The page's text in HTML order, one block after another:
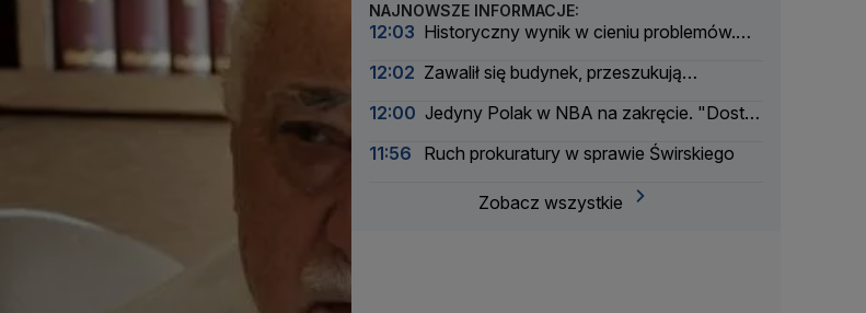
NAJNOWSZE INFORMACJE:
12:03 Historyczny wynik w cieniu problemów.
12:02 Zawalił się budynek, przeszukują
12:00 Jedyny Polak w NBA na zakręcie. "Dostał
11:56
Ruch prokuratury w sprawie Świrskiego
Zobacz wszystkie